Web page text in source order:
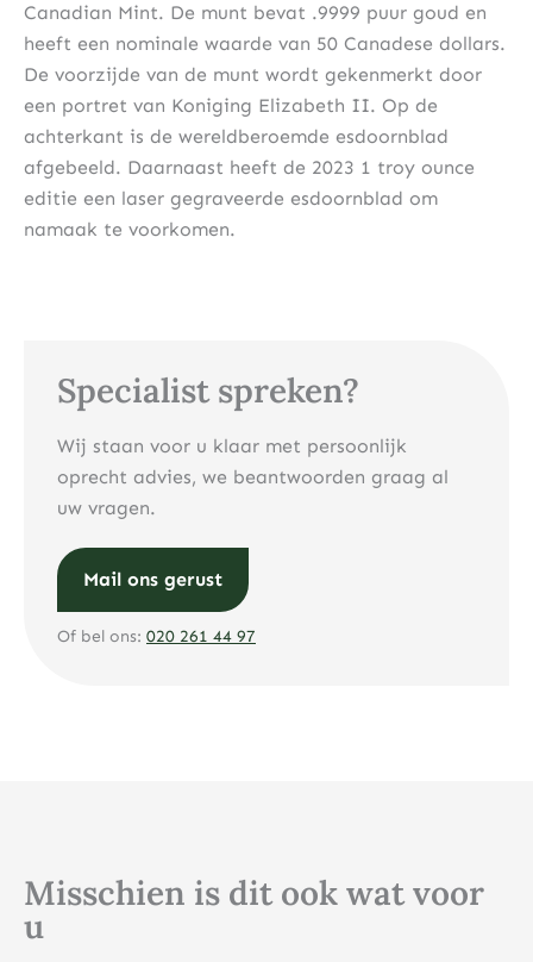
Specialist spreken?
Wij staan voor u klaar met persoonlijk
oprecht advies, we beantwoorden graag al
uw vragen.
Mail ons gerust
Of bel ons: 020 261 44 97
Canadian Mint. De munt bevat .9999 puur goud en
heeft een nominale waarde van 50 Canadese dollars.
De voorzijde van de munt wordt gekenmerkt door
een portret van Koniging Elizabeth II. Op de
achterkant is de wereldberoemde esdoornblad
afgebeeld. Daarnaast heeft de 2023 1 troy ounce
editie een laser gegraveerde esdoornblad om
namaak te voorkomen.
Misschien is dit ook wat voor
u